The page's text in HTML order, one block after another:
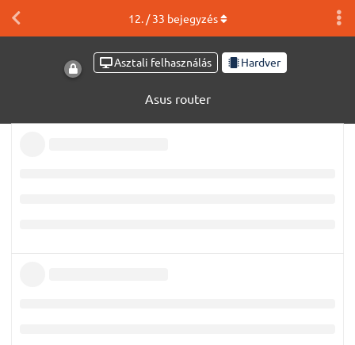
Asztali felhasználás Hardver
Asus router
12. /33 bejegyzés